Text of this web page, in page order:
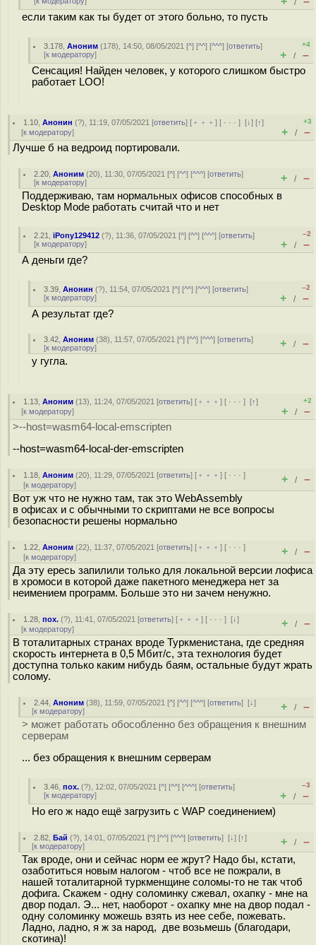
/
если таким как ты будет от этого больно, то пусть
3.178 ,Аноним (178), 14:50, 08/05/2021 [^] [^^] [^^^] [ответить]
[к модератору]
+4
+ / –
Сенсация! Найден человек, у которого слишком быстро
работает LOO!
1.10 ,Анонин (?), 11:19, 07/05/2021 [ответить] [ ﹢﹢﹢] [ · · ·][↓] [↑]
[к модератору]
+3
+ / –
Лучше б на ведроид портировали.
2.20 ,Аноним (20), 11:30, 07/05/2021 [^] [^^] [^^^] [ответить]
[к модератору] + / –
Поддерживаю, там нормальных офисов способных в
Desktop Mode работать считай что и нет
2.21 ,iPony129412 (?), 11:36, 07/05/2021 [^] [^^] [^^^] [ответить]
[к модератору]
–2
+ / –
А деньги где?
3.39 ,Анонин (?), 11:54, 07/05/2021 [^] [^^] [^^^] [ответить]
[к модератору]
–2
+ / –
А результат где?
3.42 ,Аноним (38), 11:57, 07/05/2021 [^] [^^] [^^^] [ответить]
[к модератору] + / –
у гугла.
1.13 ,Аноним (13), 11:24, 07/05/2021 [ответить] [ ﹢﹢﹢] [ · · ·][↑]
[к модератору]
+2
+ / –
>--host=wasm64-local-emscripten
--host=wasm64-local-der-emscripten
1.18 ,Аноним (20), 11:29, 07/05/2021 [ответить] [ ﹢﹢﹢] [ · · ·]
[к модератору] + / –
Вот уж что не нужно там, так это WebAssembly
в офисах и с обычными то скриптами не все вопросы
безопасности решены нормально
1.22 ,Аноним (22), 11:37, 07/05/2021 [ответить] [ ﹢﹢﹢] [ · · ·]
[к модератору] + / –
Да эту ересь запилили только для локальной версии лофиса
в хромоси в которой даже пакетного менеджера нет за
неимением программ. Больше это ни зачем ненужно.
1.28 ,пох. (?), 11:41, 07/05/2021 [ответить] [ ﹢﹢﹢] [ · · ·][↓]
[к модератору] + / –
В тоталитарных странах вроде Туркменистана, где средняя
скорость интернета в 0,5 Мбит/с, эта технология будет
доступна только каким нибудь баям, остальные будут жрать
солому.
2.44 ,Аноним (38), 11:59, 07/05/2021 [^] [^^] [^^^] [ответить][↓]
[к модератору] + / –
> может работать обособленно без обращения к внешним
серверам
... без обращения к внешним серверам
3.46 ,пох. (?), 12:02, 07/05/2021 [^] [^^] [^^^] [ответить]
[к модератору]
–3
+ / –
Но его ж надо ещё загрузить с WAP соединением)
2.82 ,Бай (?), 14:01, 07/05/2021 [^] [^^] [^^^] [ответить][↓] [↑]
[к модератору] + / –
Так вроде, они и сейчас норм ее жрут? Надо бы, кстати,
озаботиться новым налогом - чтоб все не пожрали, в
нашей тоталитарной туркменщине соломы-то не так чтоб
дофига. Скажем - одну соломинку сжевал, охапку - мне на
двор подал. Э... нет, наоборот - охапку мне на двор подал -
одну соломинку можешь взять из нее себе, пожевать.
Ладно, ладно, я ж за народ, две возьмешь (благодари,
скотина)!